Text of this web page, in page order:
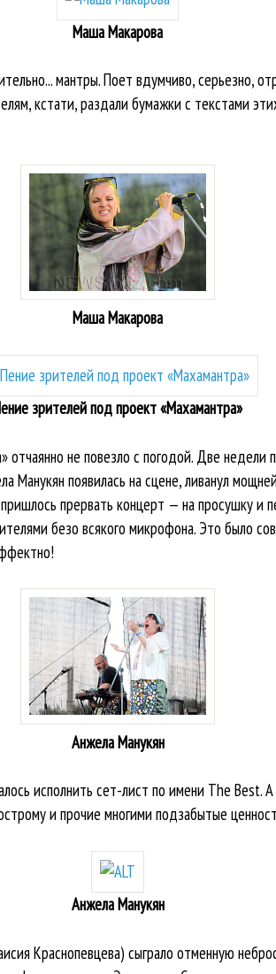
Маша Макарова
мантры. Поет вдумчиво, серьезно,
кстати, раздали бумажки с текстами
Маша Макарова
зрителей под проект «Махамантра»
не повезло с погодой. Две недели
Манукян появилась на сцене, ливанул
прервать концерт — на просушку и
безо всякого микрофона. Это было
Анжела Манукян
исполнить сет-лист по имени The Best.
и прочие многими подзабытые
Анжела Манукян
Краснопевцева) сыграло отменную